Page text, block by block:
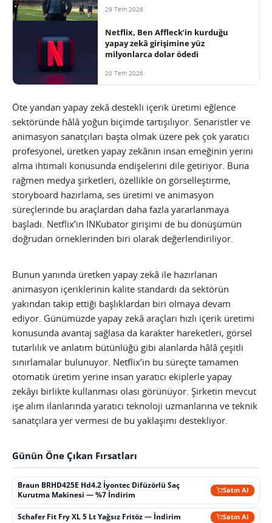
29 Tem 2026
Netflix, Ben Affleck’in kurduğu
yapay zekâ girişimine yüz
milyonlarca dolar ödedi
20 Tem 2026
Öte yandan yapay zekâ destekli içerik üretimi eğlence
sektöründe hâlâ yoğun biçimde tartışılıyor. Senaristler ve
animasyon sanatçıları başta olmak üzere pek çok yaratıcı
profesyonel, üretken yapay zekânın insan emeğinin yerini
alma ihtimali konusunda endişelerini dile getiriyor. Buna
rağmen medya şirketleri, özellikle ön görselleştirme,
storyboard hazırlama, ses üretimi ve animasyon
süreçlerinde bu araçlardan daha fazla yararlanmaya
başladı. Netflix’in INKubator girişimi de bu dönüşümün
doğrudan örneklerinden biri olarak değerlendiriliyor.
Bunun yanında üretken yapay zekâ ile hazırlanan
animasyon içeriklerinin kalite standardı da sektörün
yakından takip ettiği başlıklardan biri olmaya devam
ediyor. Günümüzde yapay zekâ araçları hızlı içerik üretimi
konusunda avantaj sağlasa da karakter hareketleri, görsel
tutarlılık ve anlatım bütünlüğü gibi alanlarda hâlâ çeşitli
sınırlamalar bulunuyor. Netflix’in bu süreçte tamamen
otomatik üretim yerine insan yaratıcı ekiplerle yapay
zekâyı birlikte kullanması olası görünüyor. Şirketin mevcut
işe alım ilanlarında yaratıcı teknoloji uzmanlarına ve teknik
sanatçılara yer vermesi de bu yaklaşımı destekliyor.
Günün Öne Çıkan Fırsatları
Braun BRHD425E Hd4.2 İyontec Difüzörlü Saç
Kurutma Makinesi — %7 İndirim
Satın Al
Schafer Fit Fry XL 5 Lt Yağsız Fritöz — İndirim Satın Al